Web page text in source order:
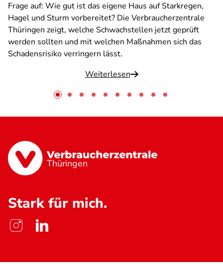
Frage auf: Wie gut ist das eigene Haus auf Starkregen,
Hagel und Sturm vorbereitet? Die Verbraucherzentrale
Thüringen zeigt, welche Schwachstellen jetzt geprüft
werden sollten und mit welchen Maßnahmen sich das
Schadensrisiko verringern lässt.
Weiterlesen
Thüringen
Stark für mich.